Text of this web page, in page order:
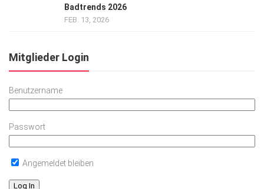
Badtrends 2026
FEB. 13, 2026
Mitglieder Login
Benutzername
Passwort
Angemeldet bleiben